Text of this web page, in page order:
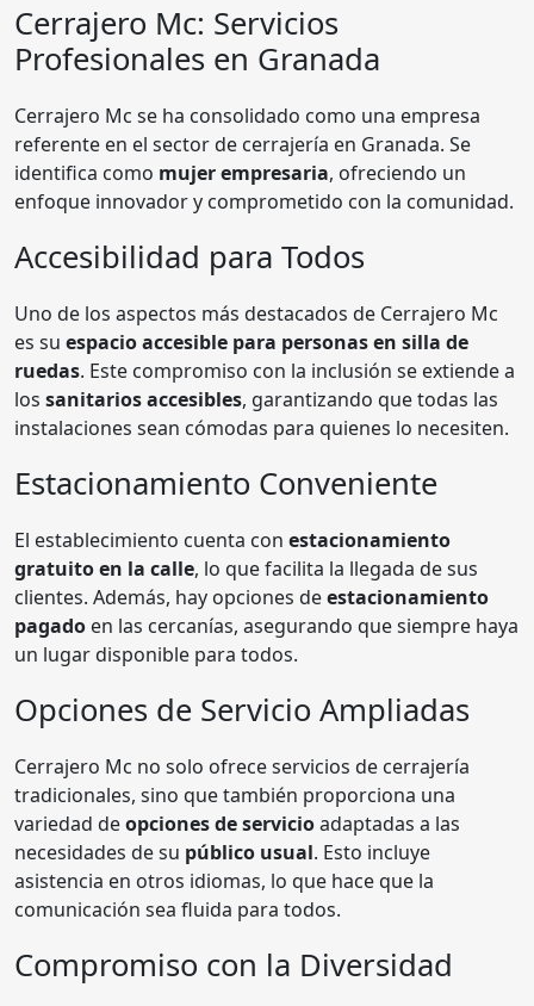
Cerrajero Mc: Servicios
Profesionales en Granada
Cerrajero Mc se ha consolidado como una empresa
referente en el sector de cerrajería en Granada. Se
identifica como mujer empresaria, ofreciendo un
enfoque innovador y comprometido con la comunidad.
Accesibilidad para Todos
Uno de los aspectos más destacados de Cerrajero Mc
es su espacio accesible para personas en silla de
ruedas. Este compromiso con la inclusión se extiende a
los sanitarios accesibles, garantizando que todas las
instalaciones sean cómodas para quienes lo necesiten.
Estacionamiento Conveniente
El establecimiento cuenta con estacionamiento
gratuito en la calle, lo que facilita la llegada de sus
clientes. Además, hay opciones deestacionamiento
pagado en las cercanías, asegurando que siempre haya
un lugar disponible para todos.
Opciones de Servicio Ampliadas
Cerrajero Mc no solo ofrece servicios de cerrajería
tradicionales, sino que también proporciona una
variedad deopciones de servicioadaptadas a las
necesidades de su público usual. Esto incluye
asistencia en otros idiomas, lo que hace que la
comunicación sea fluida para todos.
Compromiso con la Diversidad